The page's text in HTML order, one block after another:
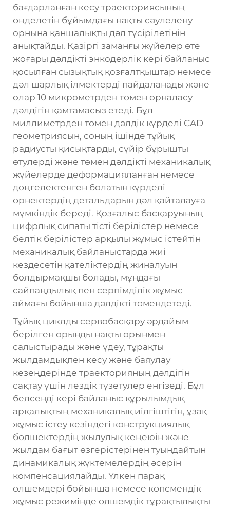
бағдарланған кесу траекториясының
өңделетін бұйымдағы нақты сәулелену
орнына қаншалықты дәл түсірілетінін
анықтайды. Қазіргі заманғы жүйелер өте
жоғары дәлдікті энкодерлік кері байланыс
қосылған сызықтық қозғалтқыштар немесе
дәл шарлық ілмектерді пайдаланады және
олар 10 микрометрден төмен орналасу
дәлдігін қамтамасыз етеді. Бұл
миллиметрден төмен дәлдік күрделі CAD
геометриясын, соның ішінде тұйық
радиусты қисықтарды, сүйір бұрышты
өтулерді және төмен дәлдікті механикалық
жүйелерде деформацияланған немесе
дөңгелектенген болатын күрделі
өрнектердің детальдарын дәл қайталауға
мүмкіндік береді. Қозғалыс басқаруының
цифрлық сипаты тісті берілістер немесе
белтік берілістер арқылы жұмыс істейтін
механикалық байланыстарда жиі
кездесетін қателіктердің жиналуын
болдырмақшы болады, мұндағы
сайпаңдылық пен серпімділік жұмыс
аймағы бойынша дәлдікті төмендетеді.
Тұйық циклды сервобасқару әрдайым
берілген орынды нақты орынмен
салыстырады және үдеу, тұрақты
жылдамдықпен кесу және баяулау
кезеңдерінде траекторияның дәлдігін
сақтау үшін лездік түзетулер енгізеді. Бұл
белсенді кері байланыс құрылымдық
арқалықтың механикалық иілгіштігін, ұзақ
жұмыс істеу кезіндегі конструкциялық
бөлшектердің жылулық кеңеюін және
жылдам бағыт өзгерістерінен туындайтын
динамикалық жүктемелердің әсерін
компенсациялайды. Үлкен парақ
өлшемдері бойынша немесе көпсмендік
жұмыс режимінде өлшемдік тұрақтылықты